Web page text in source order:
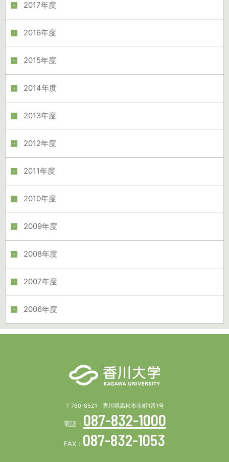
2017年度
2016年度
2015年度
2014年度
2013年度
2012年度
2011年度
2010年度
2009年度
2008年度
2007年度
2006年度
〒760-8521 香川県高松市幸町1番1号
電話： 087-832-1000
FAX： 087-832-1053